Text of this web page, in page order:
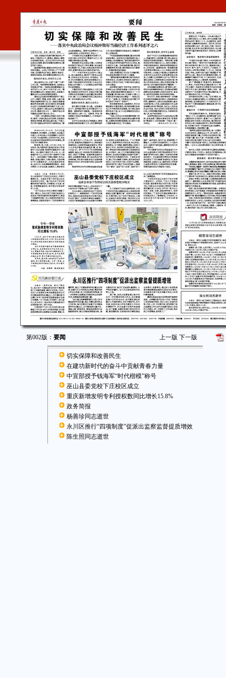
第002版： 要闻 上一版 下一版
切实保障和改善民生
在建功新时代的奋斗中贡献青春力量
中宣部授予钱海军“时代楷模”称号
巫山县委党校下庄校区成立
重庆新增发明专利授权数同比增长15.8%
政务简报
杨善珍同志逝世
永川区推行“四项制度”促派出监察监督提质增效
陈生照同志逝世